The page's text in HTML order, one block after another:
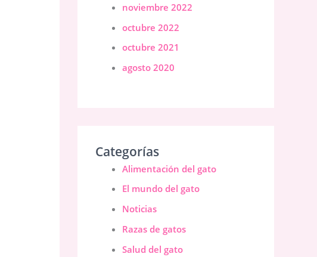
noviembre 2022
octubre 2022
octubre 2021
agosto 2020
Categorías
Alimentación del gato
El mundo del gato
Noticias
Razas de gatos
Salud del gato